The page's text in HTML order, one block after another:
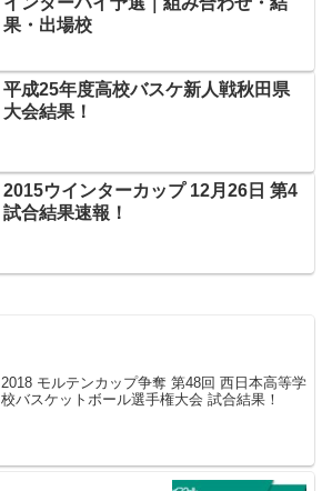
果・出場校
平成25年度高校バスケ新人戦秋田県
大会結果！
2015ウインターカップ 12月26日 第4
試合結果速報！
2018 モルテンカップ争奪 第48回 西日本高等学
校バスケットボール選手権大会 試合結果！